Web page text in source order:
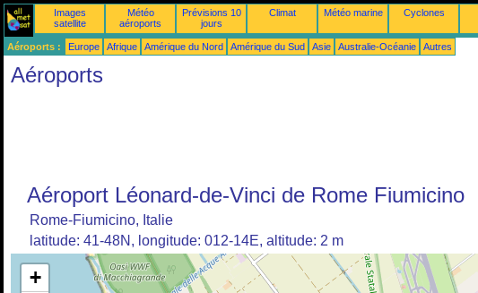
Images
satellite
Météo
aéroports
Prévisions 10
jours
Climat Météo marine Cyclones
Aéroports : Europe Afrique Amérique du Nord Amérique du Sud Asie Australie-Océanie Autres
Aéroports
Aéroport Léonard-de-Vinci de Rome Fiumicino
Rome-Fiumicino, Italie
latitude: 41-48N, longitude: 012-14E, altitude: 2 m
+